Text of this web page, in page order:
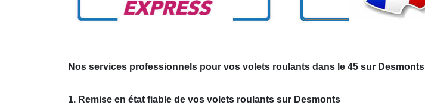
Nos services professionnels pour vos volets roulants dans le 45 sur Desmonts
1. Remise en état fiable de vos volets roulants sur Desmonts